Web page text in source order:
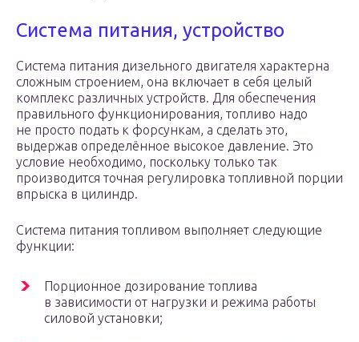
Система питания, устройство
Система питания дизельного двигателя характерна
сложным строением, она включает в себя целый
комплекс различных устройств. Для обеспечения
правильного функционирования, топливо надо
не просто подать к форсункам, а сделать это,
выдержав определённое высокое давление. Это
условие необходимо, поскольку только так
производится точная регулировка топливной порции
впрыска в цилиндр.
Система питания топливом выполняет следующие
функции:
Порционное дозирование топлива
в зависимости от нагрузки и режима работы
силовой установки;